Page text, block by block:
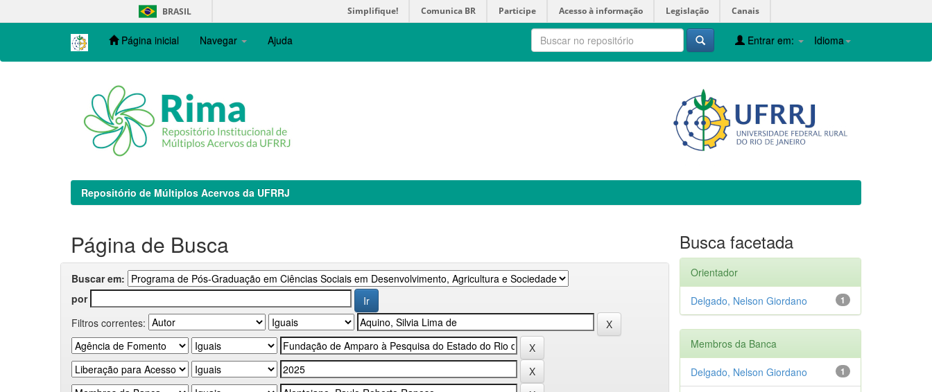
navigation
BRASIL Simplifique! Comunica BR Participe Acesso à informação Legislação Canais
Página inicial Navegar Ajuda Idioma
Entrar em:
Repositório de Múltiplos Acervos da UFRRJ
Página de Busca
Buscar em:
por
Filtros correntes:
Busca facetada
Orientador
1
Delgado, Nelson Giordano
Membros da Banca
1
Delgado, Nelson Giordano